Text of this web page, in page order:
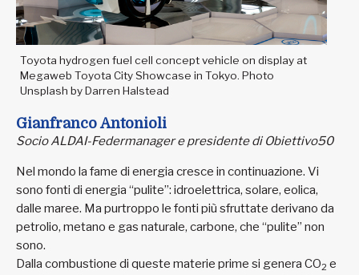
Toyota hydrogen fuel cell concept vehicle on display at
Megaweb Toyota City Showcase in Tokyo. Photo
Unsplash by Darren Halstead
Gianfranco Antonioli
Socio ALDAI-Federmanager e presidente di Obiettivo50
Nel mondo la fame di energia cresce in continuazione. Vi
sono fonti di energia “pulite”: idroelettrica, solare, eolica,
dalle maree. Ma purtroppo le fonti più sfruttate derivano da
petrolio, metano e gas naturale, carbone, che “pulite” non
sono.
Dalla combustione di queste materie prime si genera CO2 e